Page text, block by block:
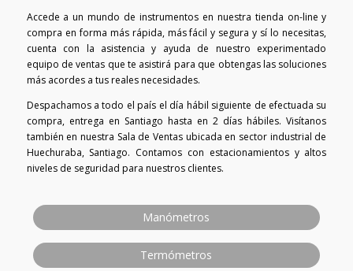
Accede a un mundo de instrumentos en nuestra tienda on-line y
compra en forma más rápida, más fácil y segura y sí lo necesitas,
cuenta con la asistencia y ayuda de nuestro experimentado
equipo de ventas que te asistirá para que obtengas las soluciones
más acordes a tus reales necesidades.
Despachamos a todo el país el día hábil siguiente de efectuada su
compra, entrega en Santiago hasta en 2 días hábiles. Visítanos
también en nuestra Sala de Ventas ubicada en sector industrial de
Huechuraba, Santiago. Contamos con estacionamientos y altos
niveles de seguridad para nuestros clientes.
Manómetros
Termómetros